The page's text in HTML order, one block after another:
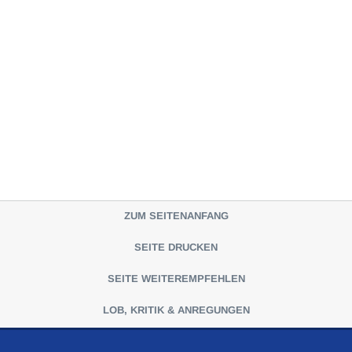
ZUM SEITENANFANG
SEITE DRUCKEN
SEITE WEITEREMPFEHLEN
LOB, KRITIK & ANREGUNGEN